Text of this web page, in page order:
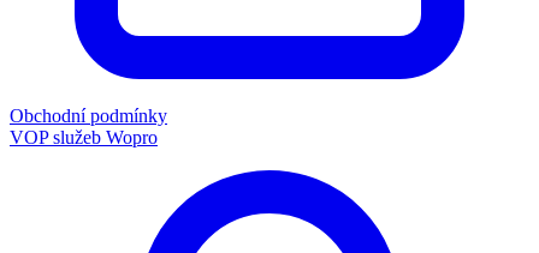
Obchodní podmínky
VOP služeb Wopro